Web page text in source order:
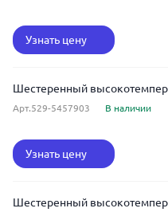
Узнать цену
Шестеренный
Арт.529-5457903 В наличии
Узнать цену
Шестеренный